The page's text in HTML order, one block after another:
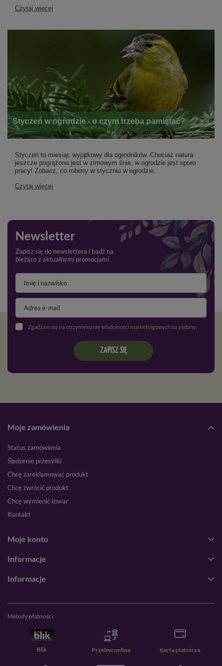
Czytaj więcej
Styczeń w ogrodzie - o czym trzeba pamiętać?
Styczeń to miesiąc wyjątkowy dla ogrodników. Chociaż natura
jeszcze pogrążona jest w zimowym śnie, w ogrodzie jest sporo
pracy! Zobacz, co robimy w styczniu w ogrodzie.
Czytaj więcej
Newsletter
Zapisz się do newslettera i bądź na
bieżąco z aktualnymi promocjami
Zgadzam się na otrzymywanie wiadomości marketingowych na podany adres e-mail oraz przetwarzanie danych osobowych zgodnie z
ZAPISZ SIĘ
Moje zamówienia
Status zamówienia
Śledzenie przesyłki
Chcę zareklamować produkt
Chcę zwrócić produkt
Chcę wymienić towar
Kontakt
Moje konto
Informacje
Informacje
Metody płatności:
Blik Przelew online Karta płatnicza